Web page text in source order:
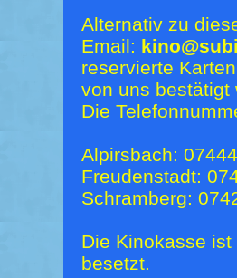
Alternativ zu
Email:
reservierte
von uns bestätigt
Die
Alpirsbach:
Freudenstadt:
Schramberg:
Die Kinokasse
besetzt.